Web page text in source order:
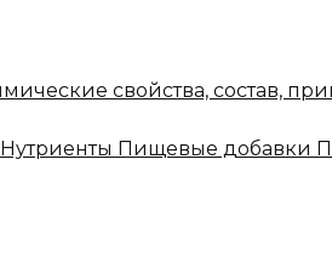
свойства, состав,
Нутриенты Пищевые добавки